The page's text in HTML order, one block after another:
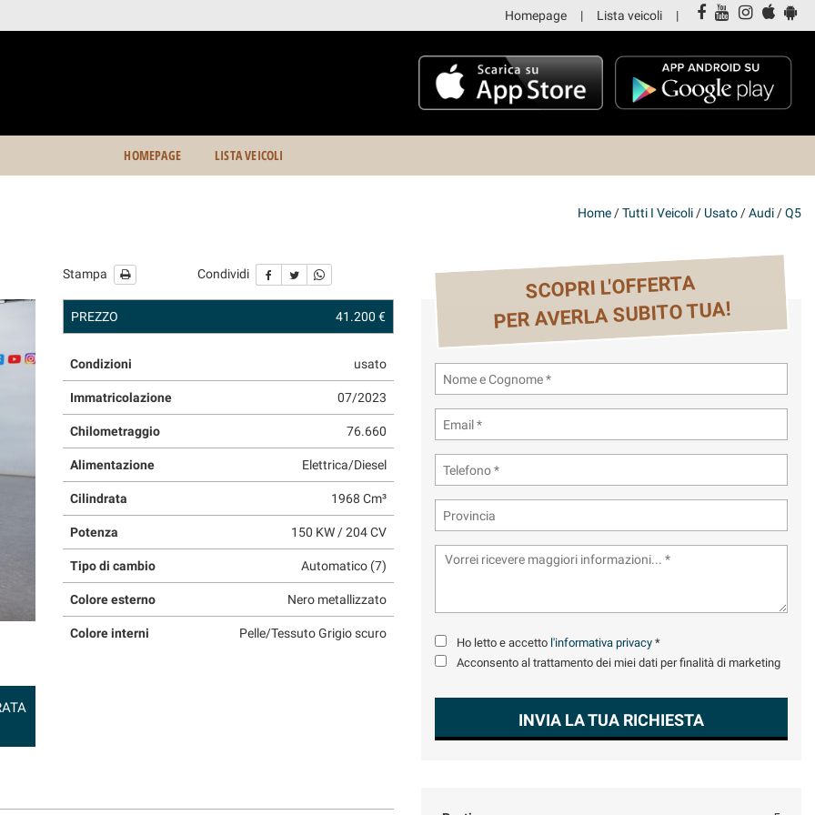
Homepage Lista veicoli
HOMEPAGE LISTA VEICOLI
Home /Tutti I Veicoli / Usato /Audi /Q5
Stampa Condividi
PREZZO 41.200 €
Condizioni usato
Immatricolazione 07/2023
Chilometraggio 76.660
Alimentazione Elettrica/Diesel
Cilindrata 1968 Cm³
Potenza 150 KW / 204 CV
Tipo di cambio Automatico (7)
Colore esterno Nero metallizzato
Colore interni Pelle/Tessuto Grigio scuro
SCOPRI L'OFFERTA
PER AVERLA SUBITO TUA!
Ho letto e accetto l'informativa privacy *
Acconsento al trattamento dei miei dati per finalità di marketing
INVIA LA TUA RICHIESTA